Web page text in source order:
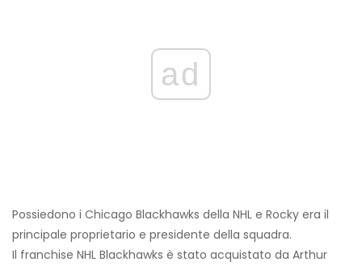
ad
Possiedono i Chicago Blackhawks della NHL e Rocky era il
principale proprietario e presidente della squadra.
Il franchise NHL Blackhawks è stato acquistato da Arthur